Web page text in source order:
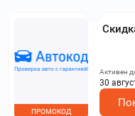
ПРОМОКОД
Активен
30